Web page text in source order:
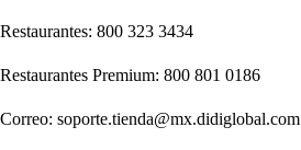
Restaurantes: 800 323 3434
Restaurantes Premium: 800 801 0186
Correo: soporte.tienda@mx.didiglobal.com